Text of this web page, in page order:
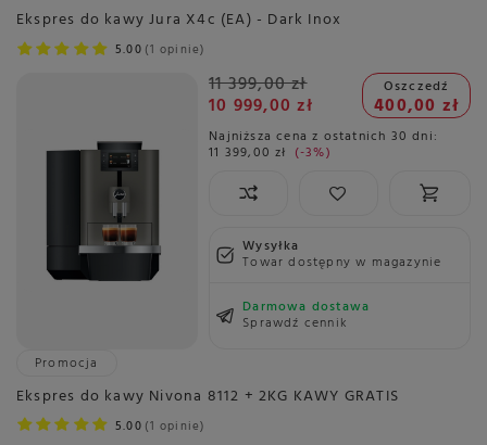
Ekspres do kawy Jura X4c (EA) - Dark Inox
5.00 1 opinie
11 399,00 zł
10 999,00 zł
Oszczedź
400,00 zł
Najniższa cena z ostatnich 30 dni:
11 399,00 zł -3%
Wysyłka
Towar dostępny w magazynie
Darmowa dostawa
Sprawdź cennik
Promocja
Ekspres do kawy Nivona 8112 + 2KG KAWY GRATIS
5.00 1 opinie